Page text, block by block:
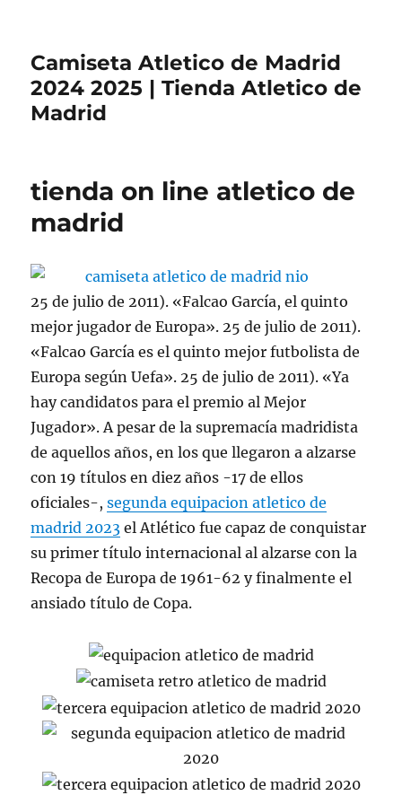
Camiseta Atletico de Madrid
2024 2025 | Tienda Atletico de
Madrid
tienda on line atletico de
madrid
25 de julio de 2011). «Falcao García, el quinto
mejor jugador de Europa». 25 de julio de 2011).
«Falcao García es el quinto mejor futbolista de
Europa según Uefa». 25 de julio de 2011). «Ya
hay candidatos para el premio al Mejor
Jugador». A pesar de la supremacía madridista
de aquellos años, en los que llegaron a alzarse
con 19 títulos en diez años -17 de ellos
oficiales-,segunda equipacion atletico de
madrid 2023 el Atlético fue capaz de conquistar
su primer título internacional al alzarse con la
Recopa de Europa de 1961-62 y finalmente el
ansiado título de Copa.